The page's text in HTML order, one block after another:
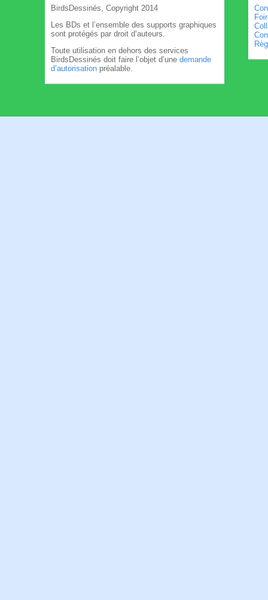
BirdsDessinés, Copyright 2014
Les BDs et l’ensemble des supports graphiques
sont protégés par droit d’auteurs.
Toute utilisation en dehors des services
BirdsDessinés doit faire l’objet d’une demande
d’autorisation préalable.